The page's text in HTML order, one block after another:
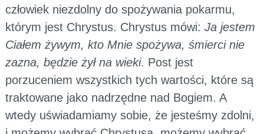
człowiek niezdolny do spożywania pokarmu,
którym jest Chrystus. Chrystus mówi: Ja jestem
Ciałem żywym, kto Mnie spożywa, śmierci nie
zazna, będzie żył na wieki. Post jest
porzuceniem wszystkich tych wartości, które są
traktowane jako nadrzędne nad Bogiem. A
wtedy uświadamiamy sobie, że jesteśmy zdolni,